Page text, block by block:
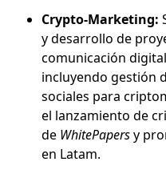
Crypto-Marketing:
y desarrollo de
comunicación
incluyendo gestión
sociales para
el lanzamiento de
de WhitePapersy
en Latam.